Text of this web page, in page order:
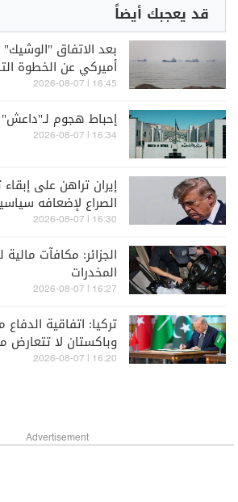
قد يعجبك أيضاً
بعد الاتفاق
أميركي عن الخطوة
16:45 | 2026-08-07
إحباط هجوم
16:34 | 2026-08-07
إيران تراهن على
الصراع لإضعافه
التفاصيل
16:30 | 2026-08-07
الجزائر: مكافآت مالية
المخدرات
16:27 | 2026-08-07
تركيا: اتفاقية
وباكستان لا تتعارض
16:20 | 2026-08-07
Advertisement